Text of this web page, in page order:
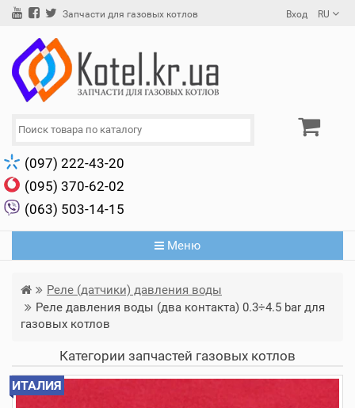
Запчасти для газовых котлов Вход RU
(097) 222-43-20
(095) 370-62-02
(063) 503-14-15
Меню
Реле (датчики) давления воды
Реле давления воды (два контакта) 0.3÷4.5 bar для
газовых котлов
Категории запчастей газовых котлов
ИТАЛИЯ